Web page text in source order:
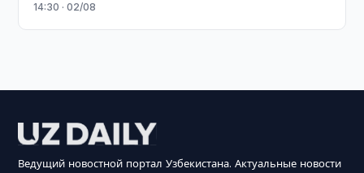
14:30 · 02/08
Ведущий новостной портал Узбекистана. Актуальные новости